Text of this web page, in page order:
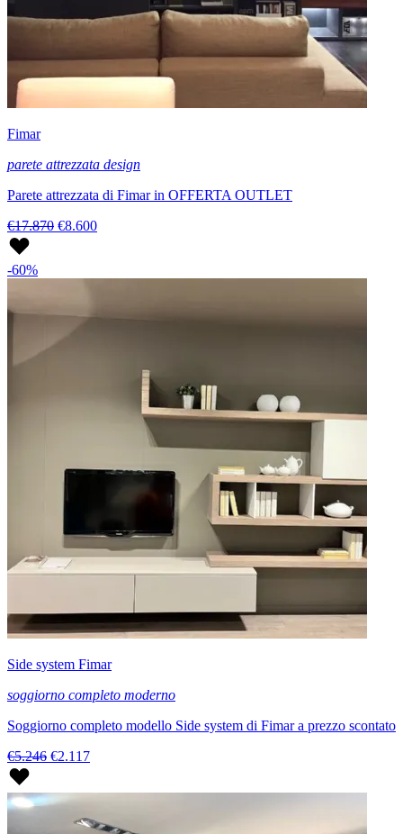
Fimar
parete attrezzata design
Parete attrezzata di Fimar in OFFERTA OUTLET
€17.870 €8.600
-60%
Side system Fimar
soggiorno completo moderno
Soggiorno completo modello Side system di Fimar a prezzo scontato
€5.246 €2.117